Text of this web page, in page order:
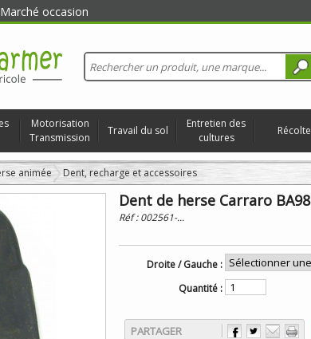
Marché occasion
Motorisation
Transmission
Travail du sol
Entretien des
cultures
Récolte
animée Dent, recharge et accessoires
Dent de herse Carraro BA98
Réf :002561-...
Droite / Gauche :
Quantité :
PARTAGER